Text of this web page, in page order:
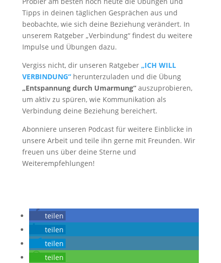
Tipps in deinen täglichen Gesprächen aus und
beobachte, wie sich deine Beziehung verändert. In
unserem Ratgeber „Verbindung“ findest du weitere
Impulse und Übungen dazu.
Vergiss nicht, dir unseren Ratgeber „ICH WILL
VERBINDUNG“ herunterzuladen und die Übung
„Entspannung durch Umarmung“auszuprobieren,
um aktiv zu spüren, wie Kommunikation als
Verbindung deine Beziehung bereichert.
Abonniere unseren Podcast für weitere Einblicke in
unsere Arbeit und teile ihn gerne mit Freunden. Wir
freuen uns über deine Sterne und
Weiterempfehlungen!
teilen
teilen
teilen
teilen